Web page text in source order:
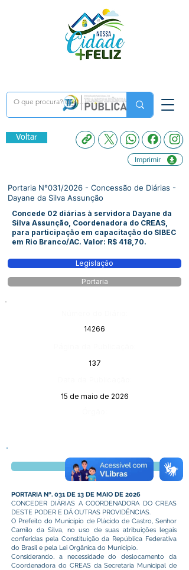
Voltar
Imprimir
Portaria N°031/2026 - Concessão de Diárias -
Dayane da Silva Assunção
Concede 02 diárias à servidora Dayane da
Silva Assunção, Coordenadora do CREAS,
para participação em capacitação do SIBEC
em Rio Branco/AC. Valor: R$ 418,70.
Legislação
Portaria
14266
137
15 de maio de 2026
Visualizar
PORTARIA Nº. 031 DE 13 DE MAIO DE 2026
CONCEDER DIÁRIAS A COORDENADORA DO CREAS
DESTE PODER E DÁ OUTRAS PROVIDÊNCIAS.
O Prefeito do Município de Plácido de Castro, Senhor
Camilo da Silva, no uso de suas atribuições legais
conferidas pela Constituição da República Federativa
do Brasil e pela Lei Orgânica do Município.
Considerando, a necessidade do deslocamento da
Coordenadora do CREAS da Secretaria Municipal de